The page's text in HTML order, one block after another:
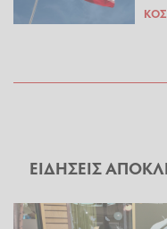
ΕΙΔΗΣΕΙΣ